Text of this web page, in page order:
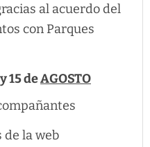
al acuerdo del
con Parques
15 deAGOSTO
de la web